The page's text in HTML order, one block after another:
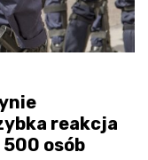
reakcja
osób